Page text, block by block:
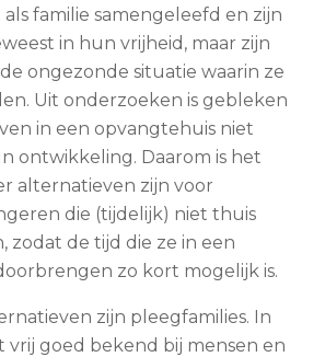
familie samengeleefd en zijn
in hun vrijheid, maar zijn
ongezonde situatie waarin ze
Uit onderzoeken is gebleken
in een opvangtehuis niet
ontwikkeling. Daarom is het
alternatieven zijn voor
die (tijdelijk) niet thuis
zodat de tijd die ze in een
zo kort mogelijk is.
zijn pleegfamilies. In
vrij goed bekend bij mensen en